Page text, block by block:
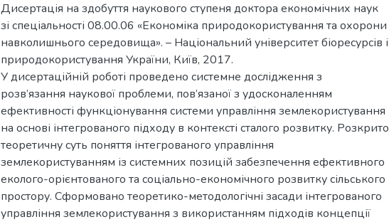
Дисертація на здобуття наукового ступеня доктора економічних наук
зі спеціальності 08.00.06 «Економіка природокористування та охорони
навколишнього середовища». – Національний університет біоресурсів і
природокористування України, Київ, 2017.
У дисертаційній роботі проведено системне дослідження з
розв’язання наукової проблеми, пов’язаної з удосконаленням
ефективності функціонування системи управління землекористування
на основі інтегрованого підходу в контексті сталого розвитку. Розкрито
теоретичну суть поняття інтегрованого управління
землекористуванням із системних позицій забезпечення ефективного
еколого-орієнтованого та соціально-економічного розвитку сільського
простору. Сформовано теоретико-методологічні засади інтегрованого
управління землекористування з використанням підходів концепції